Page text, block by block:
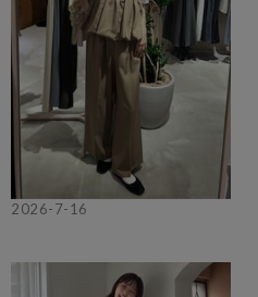
2026-7-16